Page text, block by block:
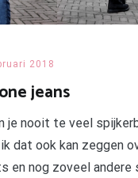
2018
jeans
je nooit te veel
dat ook kan zeggen
en nog zoveel andere